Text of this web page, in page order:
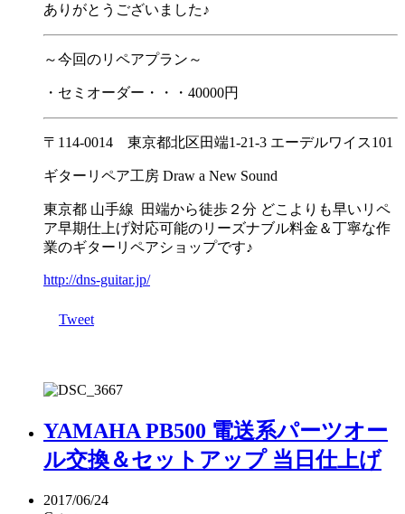
ありがとうございました♪
～今回のリペアプラン～
・セミオーダー・・・40000円
〒114-0014 東京都北区田端1-21-3 エーデルワイス101
ギターリペア工房 Draw a New Sound
東京都 山手線 田端から徒歩２分 どこよりも早いリペ
ア早期仕上げ対応可能のリーズナブル料金＆丁寧な作
業のギターリペアショップです♪
http://dns-guitar.jp/
Tweet
YAMAHA PB500 電送系パーツオー
ル交換＆セットアップ 当日仕上げ
2017/06/24